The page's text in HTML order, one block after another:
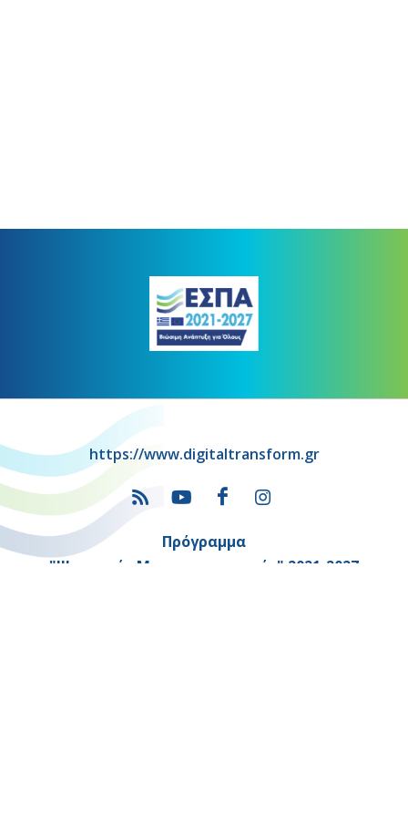
https://www.digitaltransform.gr
Πρόγραμμα
"Ψηφιακός Μετασχηματισμός" 2021-2027